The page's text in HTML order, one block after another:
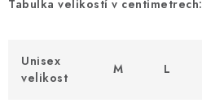
Tabulka velikostí v centimetrech:
Unisex
velikost
M L